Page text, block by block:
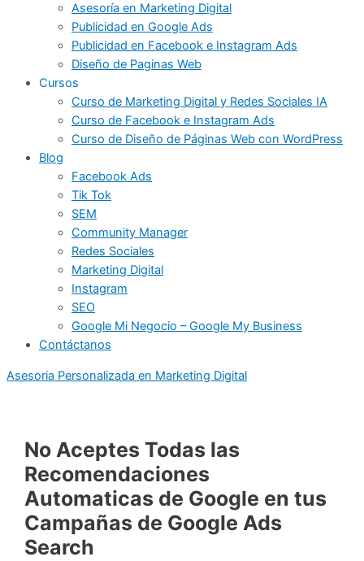
Asesoría en Marketing Digital
Publicidad en Google Ads
Publicidad en Facebook e Instagram Ads
Diseño de Paginas Web
Cursos
Curso de Marketing Digital y Redes Sociales IA
Curso de Facebook e Instagram Ads
Curso de Diseño de Páginas Web con WordPress
Blog
Facebook Ads
Tik Tok
SEM
Community Manager
Redes Sociales
Marketing Digital
Instagram
SEO
Google Mi Negocio – Google My Business
Contáctanos
Asesoria Personalizada en Marketing Digital
No Aceptes Todas las
Recomendaciones
Automaticas de Google en tus
Campañas de Google Ads
Search